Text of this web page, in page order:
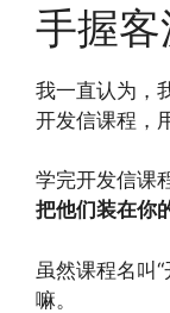
手握
我一直认为，
开发信课程，
学完开发信课
把他们装在你
虽然课程名叫
嘛。